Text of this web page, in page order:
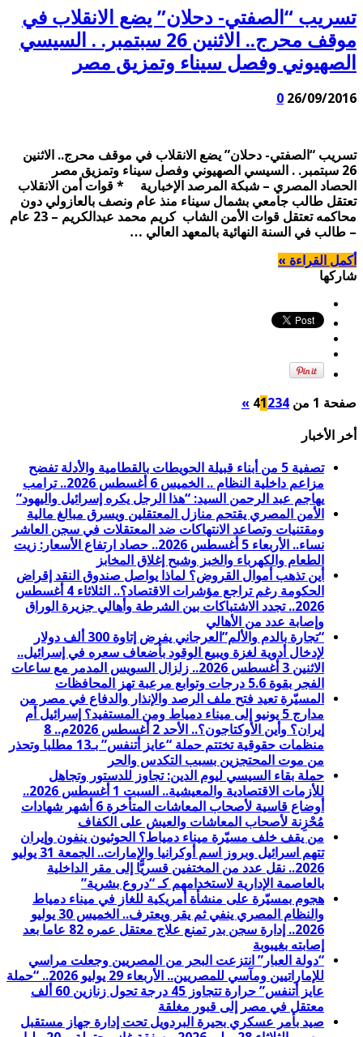
تسريب “الصفتي- دحلان” يضع الانقلاب في
موقف محرج.. الاثنين 26 سبتمبر. . السيسي
الصهيوني وفصل سيناء وتمزيق مصر
26/09/2016
0
تسريب “الصفتي- دحلان” يضع الانقلاب في موقف محرج.. الاثنين
26 سبتمبر. . السيسي الصهيوني وفصل سيناء وتمزيق مصر
الحصاد المصري – شبكة المرصد الإخبارية * قوات أمن الانقلاب
تعتقل طالب جامعي بشمال سيناء منذ عام ونصف بالعازولي دون
محاكمه تعتقل قوات الأمن الشاب كريم محمد عبدالكريم – 23 عام
– طالب في السنة النهائية بالمعهد العالي …
أكمل القراءة »
شاركها
صفحة 1 من 4 1234
»
أخر الأخبار
تصفية 5 من أبناء قبيلة الحويطات بالقطامية والأدلة تفضح
مزاعم داخلية النظام .. الخميس 6 أغسطس 2026.. ترامب
يهاجم عبد الرحمن السيد: “هذا الرجل يكره إسرائيل واليهود”
الأمن المصري يقتحم منازل المعتقلين ويسرق مبالغ مالية
ومقتنيات وتصاعد الانتهاكات ضد المعتقلات في سجن العاشر
نساء.. الأربعاء 5 أغسطس 2026.. حصاد ارتفاع الأسعار: زيت
الطعام والكهرباء والخبز وشبح إغلاق المخابز
أين تذهب أموال القروض؟ لماذا يواصل صندوق النقد إقراض
الحكومة رغم تراجع مؤشرات الاقتصاد؟.. الثلاثاء 4 أغسطس
2026.. تجدد الاشتباكات بين الشرطة وأهالي جزيرة الوراق
وإصابة عدد من الأهالي
“تجارة بالدم والألم”العرجاني يفرض إتاوة 300 ألف دولار
لإدخال أدوية لغزة ويبيع الوقود بأضعاف سعره في إسرائيل..
الاثنين 3 أغسطس 2026.. زلزال السويس المدمر مع ساعات
الفجر بقوة 5.6 درجات وتوابع مرعبة تهز المحافظات
المسيّرة تعيد فتح ملف الرصد والإنذار والدفاع في مصر من
مدارج 5 يونيو إلى ميناء دمياط ومن المستفيد؟ إسرائيل أم
إيران؟ وأين الأوكتاجون؟.. الأحد 2 أغسطس 2026م.. 8
منظمات حقوقية تختتم حملة “عايز أتنفس” بـ13 مطلبا وتحذر
من موت المحتجزين بسبب التكدس والحر
حملة بقاء السيسي ليوم الدين: تجاوز للدستور وتجاهل
للأزمات الاقتصادية والمعيشية.. السبت 1 أغسطس 2026..
أوضاع قاسية لأصحاب المعاشات المتأخرة 6 أشهر شهادات
مُحْزِنة لأصحاب المعاشات والعيش على الكفاف
من يقف خلف مسيّرة ميناء دمياط؟ الحوثيون ينفون وإيران
تتهم اسرائيل وبروز اسم أوكرانيا والإمارات.. الجمعة 31 يوليو
2026.. نقل عدد من المختفين قسريًّا إلى مقر الداخلية
بالعاصمة الإدارية لاستخدامهم كـ “دروع بشرية”
هجوم بمسيّرة على منشأة أمريكية للغاز في ميناء دمياط
والنظام المصري ينفي ثم يقر ويعترف.. الخميس 30 يوليو
2026.. إدارة سجن بدر تمنع علاج معتقل عمره 82 عاما بعد
إصابته بغيبوبة
“دولة العبار” انتزعت البحر من المصريين وجعلت مراسي
للإماراتيين ومآسي للمصريين.. الأربعاء 29 يوليو 2026.. “حملة
عايز أتنفس” حرارة تتجاوز 45 درجة تحول زنازين 60 ألف
معتقل في مصر إلى قبور مغلقة
صيد بأمر عسكري بحيرة البردويل تحت إدارة جهاز مستقبل